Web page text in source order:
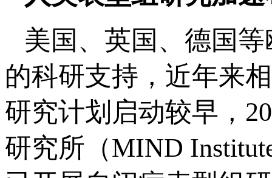
美国、英国、德国
的科研支持，近年来
研究计划启动较早，
研究所（MIND